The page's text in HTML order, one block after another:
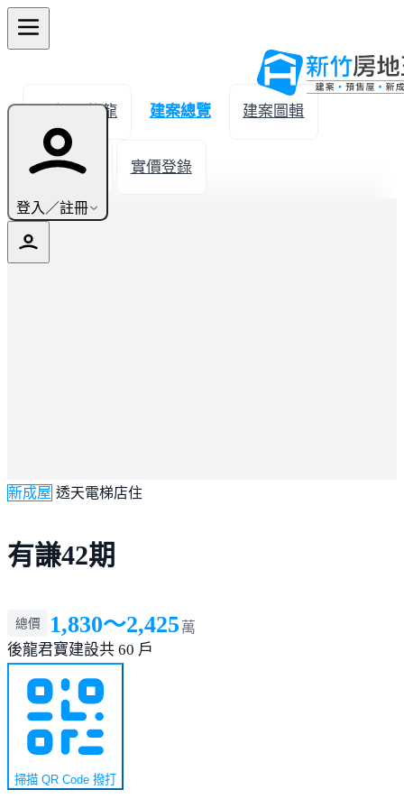
登入／註冊
← 返回後龍 建案總覽 建案圖輯
生活機能 實價登錄
新成屋 透天電梯店住
有謙42期
總價 1,830～2,425 萬
後龍君寶建設共 60 戶
掃描 QR Code 撥打